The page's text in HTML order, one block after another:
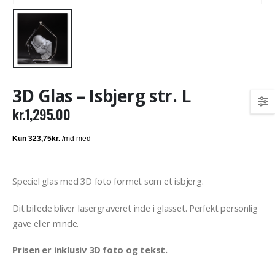
3D Glas – Isbjerg str. L
kr.1,295.00
Speciel glas med 3D foto formet som et isbjerg.
Dit billede bliver lasergraveret inde i glasset. Perfekt personlig
gave eller minde.
Prisen er inklusiv 3D foto og tekst.